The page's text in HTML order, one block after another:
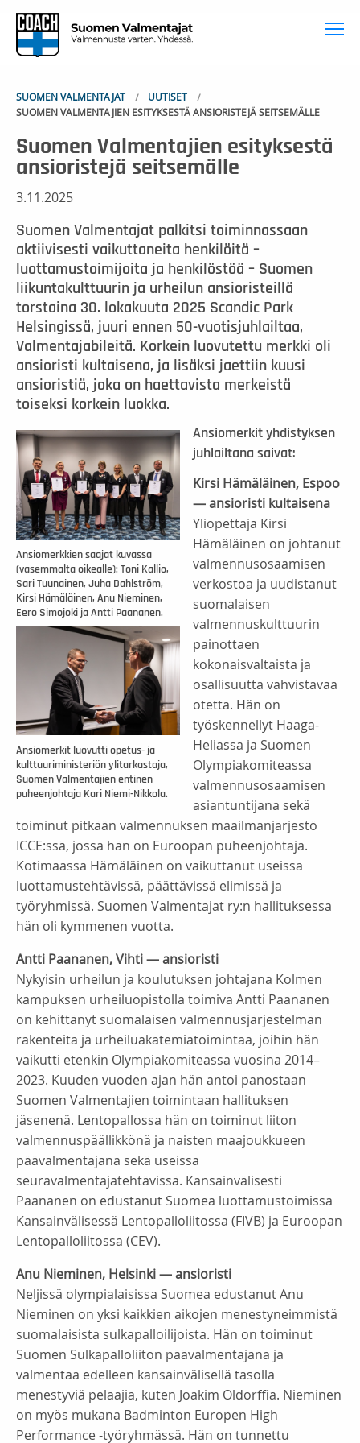
SUOMEN VALMENTAJAT
UUTISET
SUOMEN VALMENTAJIEN ESITYKSESTÄ ANSIORISTEJÄ SEITSEMÄLLE
Suomen Valmentajien esityksestä
ansioristejä seitsemälle
3.11.2025
Suomen Valmentajat palkitsi toiminnassaan
aktiivisesti vaikuttaneita henkilöitä –
luottamustoimijoita ja henkilöstöä – Suomen
liikuntakulttuurin ja urheilun ansioristeillä
torstaina 30. lokakuuta 2025 Scandic Park
Helsingissä, juuri ennen 50-vuotisjuhlailtaa,
Valmentajabileitä. Korkein luovutettu merkki oli
ansioristi kultaisena, ja lisäksi jaettiin kuusi
ansioristiä, joka on haettavista merkeistä
toiseksi korkein luokka.
Ansiomerkkien saajat kuvassa
(vasemmalta oikealle): Toni Kallio,
Sari Tuunainen, Juha Dahlström,
Kirsi Hämäläinen, Anu Nieminen,
Eero Simojoki ja Antti Paananen.
Ansiomerkit luovutti opetus- ja
kulttuuriministeriön ylitarkastaja,
Suomen Valmentajien entinen
puheenjohtaja Kari Niemi-Nikkola.
Ansiomerkit yhdistyksen
juhlailtana saivat:
Kirsi Hämäläinen, Espoo
— ansioristi kultaisena
Yliopettaja Kirsi
Hämäläinen on johtanut
valmennusosaamisen
verkostoa ja uudistanut
suomalaisen
valmennuskulttuurin
painottaen
kokonaisvaltaista ja
osallisuutta vahvistavaa
otetta. Hän on
työskennellyt Haaga-
Heliassa ja Suomen
Olympiakomiteassa
valmennusosaamisen
asiantuntijana sekä
toiminut pitkään valmennuksen maailmanjärjestö
ICCE:ssä, jossa hän on Euroopan puheenjohtaja.
Kotimaassa Hämäläinen on vaikuttanut useissa
luottamustehtävissä, päättävissä elimissä ja
työryhmissä. Suomen Valmentajat ry:n hallituksessa
hän oli kymmenen vuotta.
Antti Paananen, Vihti — ansioristi
Nykyisin urheilun ja koulutuksen johtajana Kolmen
kampuksen urheiluopistolla toimiva Antti Paananen
on kehittänyt suomalaisen valmennusjärjestelmän
rakenteita ja urheiluakatemiatoimintaa, joihin hän
vaikutti etenkin Olympiakomiteassa vuosina 2014–
2023. Kuuden vuoden ajan hän antoi panostaan
Suomen Valmentajien toimintaan hallituksen
jäsenenä. Lentopallossa hän on toiminut liiton
valmennuspäällikkönä ja naisten maajoukkueen
päävalmentajana sekä useissa
seuravalmentajatehtävissä. Kansainvälisesti
Paananen on edustanut Suomea luottamustoimissa
Kansainvälisessä Lentopalloliitossa (FIVB) ja Euroopan
Lentopalloliitossa (CEV).
Anu Nieminen, Helsinki — ansioristi
Neljissä olympialaisissa Suomea edustanut Anu
Nieminen on yksi kaikkien aikojen menestyneimmistä
suomalaisista sulkapalloilijoista. Hän on toiminut
Suomen Sulkapalloliiton päävalmentajana ja
valmentaa edelleen kansainvälisellä tasolla
menestyviä pelaajia, kuten Joakim Oldorffia. Nieminen
on myös mukana Badminton Europen High
Performance -työryhmässä. Hän on tunnettu